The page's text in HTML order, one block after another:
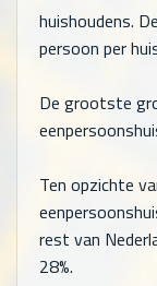
huishoudens.
persoon per
De grootste
Ten opzichte
rest van
28%.